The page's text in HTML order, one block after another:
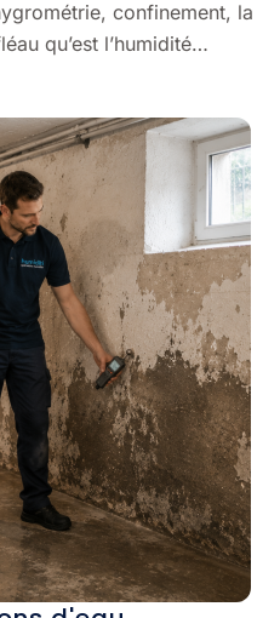
confinement, la
qu’est l’humidité…